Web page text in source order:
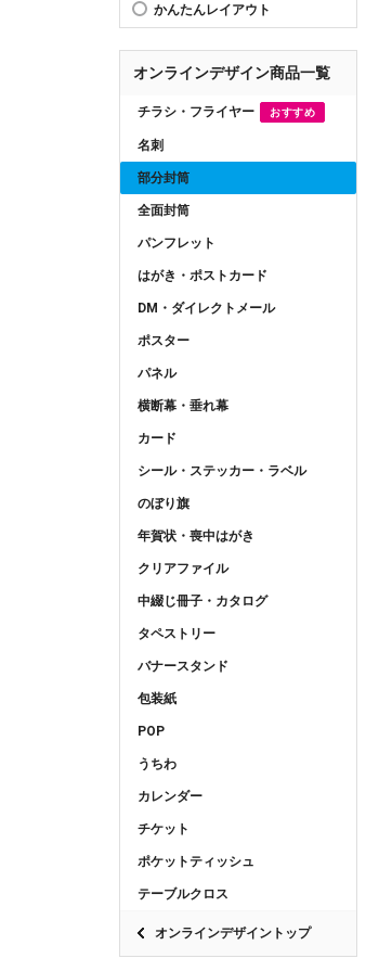
かんたんレイアウト
オンラインデザイン商品一覧
チラシ・フライヤー おすすめ
名刺
部分封筒
全面封筒
パンフレット
はがき・ポストカード
DM・ダイレクトメール
ポスター
パネル
横断幕・垂れ幕
カード
シール・ステッカー・ラベル
のぼり旗
年賀状・喪中はがき
クリアファイル
中綴じ冊子・カタログ
タペストリー
バナースタンド
包装紙
POP
うちわ
カレンダー
チケット
ポケットティッシュ
テーブルクロス
オンラインデザイントップ